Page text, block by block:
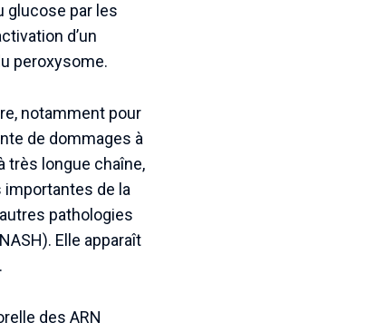
glucose par les
d’un
peroxysome.
notamment pour
de dommages à
très longue chaîne,
importantes de la
pathologies
Elle apparaît
des ARN